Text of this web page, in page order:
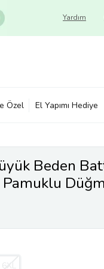
Yardım
Özel El Yapımı Hediye
Beden
Kollu
6XL